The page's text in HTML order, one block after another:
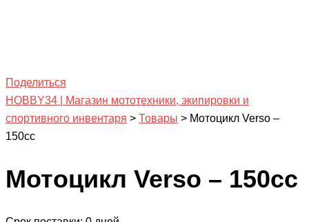
Поделиться
HOBBY34 | Магазин мототехники, экипировки и
спортивного инвентаря > Товары > Мотоцикл Verso –
150сс
Мотоцикл Verso – 150сс